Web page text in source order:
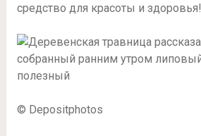
средство для красоты и здоровья!
© Depositphotos